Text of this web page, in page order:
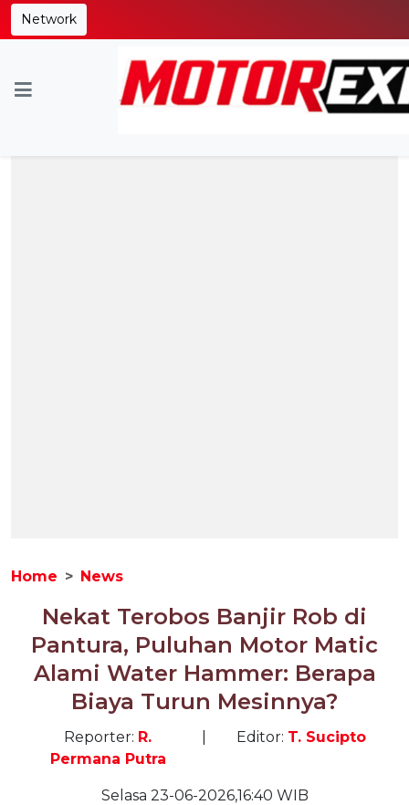
Network
Home News
Nekat Terobos Banjir Rob di
Pantura, Puluhan Motor Matic
Alami Water Hammer: Berapa
Biaya Turun Mesinnya?
Reporter: R.
Permana Putra
Editor: T. Sucipto
Selasa 23-06-2026,16:40 WIB